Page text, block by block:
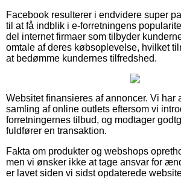
Facebook resulterer i endvidere super
til at få indblik i e-forretningens
del internet firmaer som tilbyder
omtale af deres købsoplevelse, hvilket
at bedømme kundernes tilfredshed.
Websitet finansieres af annoncer. Vi har
samling af online outlets eftersom vi
forretningernes tilbud, og modtager
fuldfører en transaktion.
Fakta om produkter og webshops
men vi ønsker ikke at tage ansvar for
er lavet siden vi sidst opdaterede